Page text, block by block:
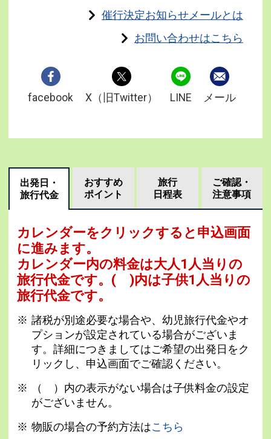
催行決定お知らせメールとは
お問い合わせはこちら
facebook X（旧Twitter） LINE メール
出発日・
旅行代金
おすすめ
ポイント
旅行
日程表
ご確認・
注意事項
カレンダーをクリックすると申込画面
に進みます。
カレンダー内の料金は大人1人当りの
旅行代金です。 ( )内は子供1人当りの
旅行代金です。
諸税が別途必要な場合や、幼児旅行代金やオ
プションが設定されている場合がございま
す。詳細につきましてはご希望の出発日をク
リックし、申込画面でご確認ください。
（ ）内の表示がない場合は子供料金の設定
がございません。
物販の場合の予約方法はこちら